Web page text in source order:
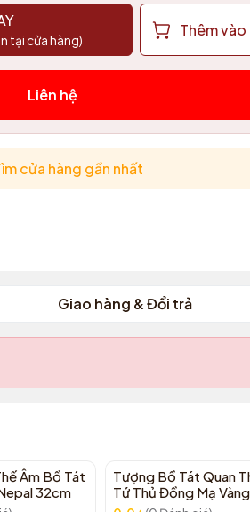
tại cửa hàng)
Thêm
Liên hệ
cửa hàng gần nhất
Giao hàng & Đổi trả
Âm Bồ Tát
32cm
Tượng Bồ Tát Quan
Tứ Thủ Đồng Mạ Vàng
Nepal Mật Tông 60cm